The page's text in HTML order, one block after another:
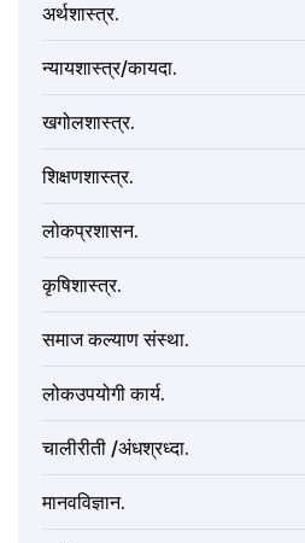
अर्थशास्त्र.
न्यायशास्त्र/कायदा.
खगोलशास्त्र.
शिक्षणशास्त्र.
लोकप्रशासन.
कृषिशास्त्र.
समाज कल्याण संस्था.
लोकउपयोगी कार्य.
चालीरीती /अंधश्रध्दा.
मानवविज्ञान.